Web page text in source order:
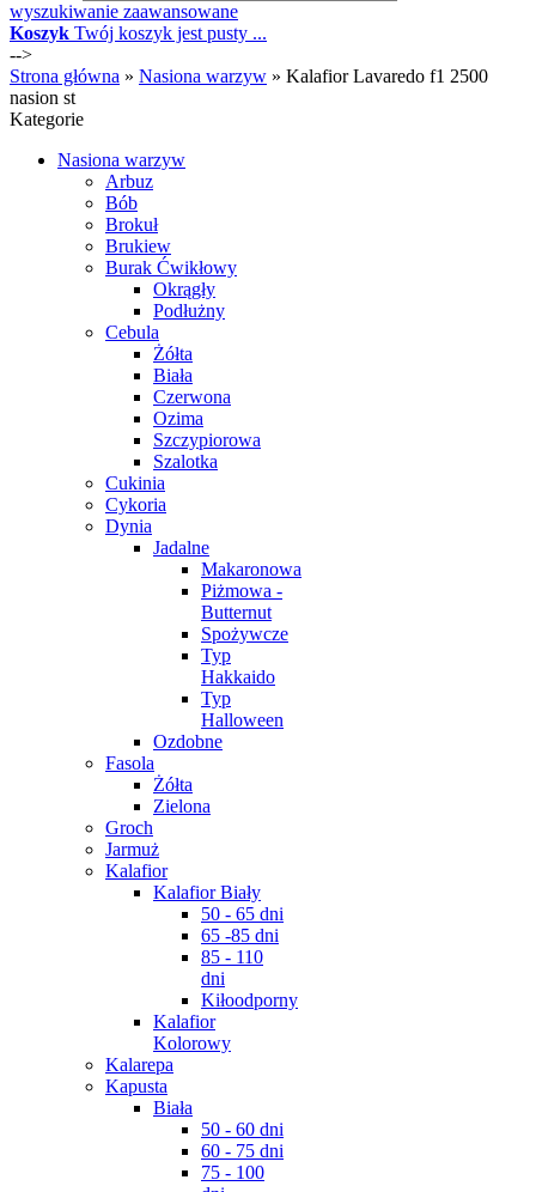
wyszukiwanie zaawansowane
Koszyk Twój koszyk jest pusty ...
-->
Strona główna » Nasiona warzyw » Kalafior Lavaredo f1 2500
nasion st
Kategorie
Nasiona warzyw
Arbuz
Bób
Brokuł
Brukiew
Burak Ćwikłowy
Okrągły
Podłużny
Cebula
Żółta
Biała
Czerwona
Ozima
Szczypiorowa
Szalotka
Cukinia
Cykoria
Dynia
Jadalne
Makaronowa
Piżmowa -
Butternut
Spożywcze
Typ
Hakkaido
Typ
Halloween
Ozdobne
Fasola
Żółta
Zielona
Groch
Jarmuż
Kalafior
Kalafior Biały
50 - 65 dni
65 -85 dni
85 - 110
dni
Kiłoodporny
Kalafior
Kolorowy
Kalarepa
Kapusta
Biała
50 - 60 dni
60 - 75 dni
75 - 100